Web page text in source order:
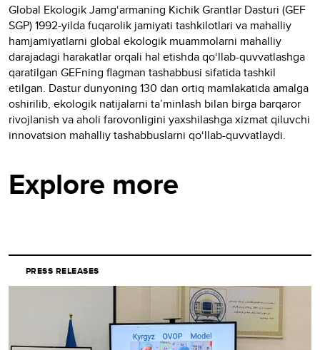
Global Ekologik Jamg‘armaning Kichik Grantlar Dasturi (GEF
SGP) 1992-yilda fuqarolik jamiyati tashkilotlari va mahalliy
hamjamiyatlarni global ekologik muammolarni mahalliy
darajadagi harakatlar orqali hal etishda qo‘llab-quvvatlashga
qaratilgan GEFning flagman tashabbusi sifatida tashkil
etilgan. Dastur dunyoning 130 dan ortiq mamlakatida amalga
oshirilib, ekologik natijalarni ta’minlash bilan birga barqaror
rivojlanish va aholi farovonligini yaxshilashga xizmat qiluvchi
innovatsion mahalliy tashabbuslarni qo‘llab-quvvatlaydi.
Explore more
PRESS RELEASES